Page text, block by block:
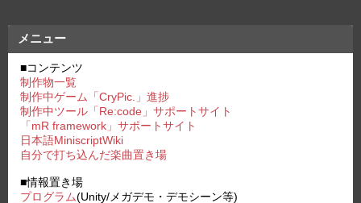
送
り
メニュー
■コンテンツ
制作物一覧
制作中ゲーム「CryPic.」進捗
制作中ツール「Re:code」サポートサイト
「mR framework」サポートサイト
日本語MiniscriptWiki
自分で打ち込んだ楽曲置き場
■情報置き場
プログラム(Unity/メガデモ・デモシーン等)